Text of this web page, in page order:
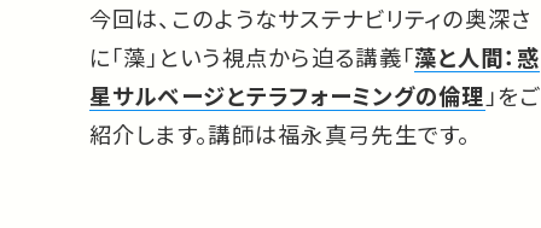
今回は、このようなサステナビリティの奥深さ
に「藻」という視点から迫る講義「藻と人間：惑
星サルベージとテラフォーミングの倫理 」をご
紹介します。講師は福永真弓先生です。